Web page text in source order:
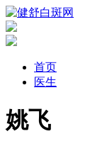
首页
医生
姚飞